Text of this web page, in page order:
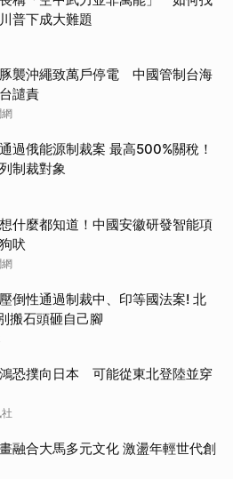
普下成大難題
襲沖繩致萬戶停電 中國管制台海
譴責
過俄能源制裁案 最高500%關稅！
制裁對象
什麼都知道！中國安徽研發智能項
吠
倒性通過制裁中、印等國法案! 北
搬石頭砸自己腳
恐撲向日本 可能從東北登陸並穿
融合大馬多元文化 激盪年輕世代創